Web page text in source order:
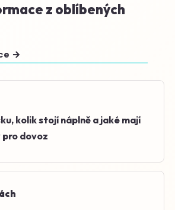
z oblíbených
→
kolik stojí náplně a jaké mají
dovoz